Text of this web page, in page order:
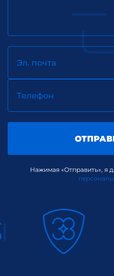
Эл. почта
Телефон
Нажимая «Отправить», я